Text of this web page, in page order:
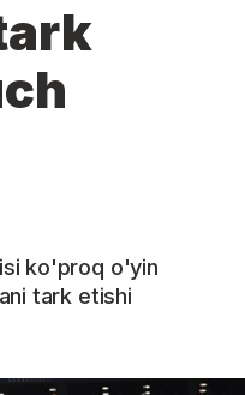
ko'proq o'yin
tark etishi